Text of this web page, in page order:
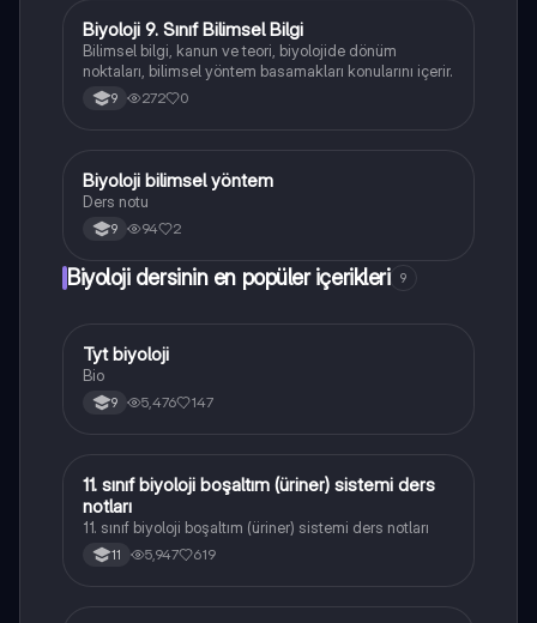
Biyoloji
Biyoloji 9. Sınıf Bilimsel Bilgi
Bilimsel bilgi, kanun ve teori, biyolojide dönüm
noktaları, bilimsel yöntem basamakları konularını içerir.
9 272 0
Biyoloji
Biyoloji bilimsel yöntem
Ders notu
9 94 2
Biyoloji dersinin en popüler içerikleri 9
Biyoloji
Tyt biyoloji
Bio
9 5,476 147
Biyoloji
11. sınıf biyoloji boşaltım (üriner) sistemi ders
notları
11. sınıf biyoloji boşaltım (üriner) sistemi ders notları
11 5,947 619